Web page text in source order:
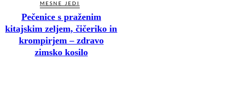
MESNE JEDI
Pečenice s praženim
kitajskim zeljem, čičeriko in
krompirjem – zdravo
zimsko kosilo